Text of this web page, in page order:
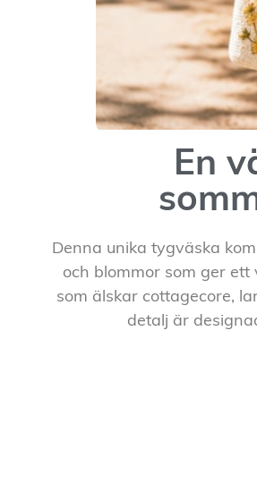
En
Denna unika tygväska
och blommor som ger
som älskar cottagecore,
detalj är